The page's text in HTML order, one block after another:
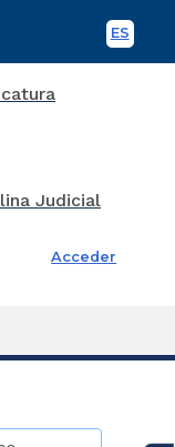
ES
Acceder